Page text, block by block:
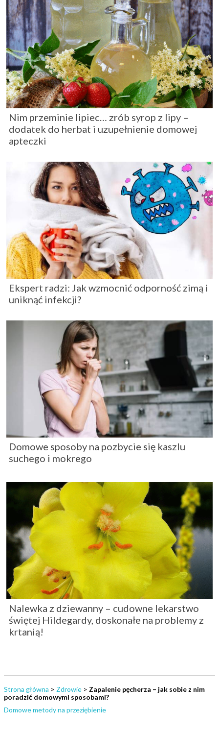
Nim przeminie lipiec… zrób syrop z lipy –
dodatek do herbat i uzupełnienie domowej
apteczki
Ekspert radzi: Jak wzmocnić odporność zimą i
uniknąć infekcji?
Domowe sposoby na pozbycie się kaszlu
suchego i mokrego
Nalewka z dziewanny – cudowne lekarstwo
świętej Hildegardy, doskonałe na problemy z
krtanią!
Strona główna > Zdrowie > Zapalenie pęcherza – jak sobie z nim
poradzić domowymi sposobami?
Domowe metody na przeziębienie